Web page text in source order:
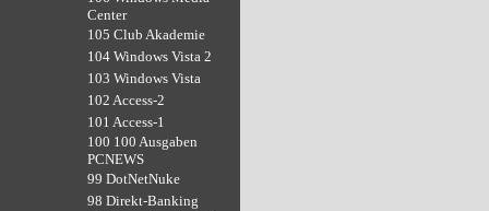
Center
105 Club Akademie
104 Windows Vista 2
103 Windows Vista
102 Access-2
101 Access-1
100 100 Ausgaben
PCNEWS
99 DotNetNuke
98 Direkt-Banking